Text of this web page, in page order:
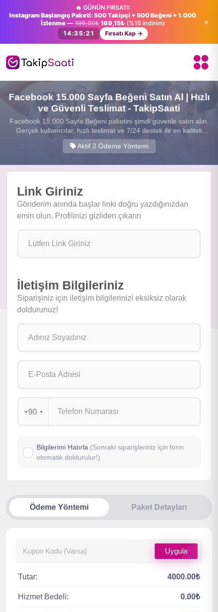
🔥 GÜNÜN FIRSATI:
Instagram Başlangıç Paketi: 500 Takipçi + 500 Beğeni + 1.000
İzlenme—199,00₺ 169,15₺ (%15 indirim)
14:35:20
Fırsatı Kap →
×
Facebook 15.000 Sayfa Beğeni Satın Al | Hızlı
ve Güvenli Teslimat - TakipSaati
Facebook 15.000 Sayfa Beğeni paketini şimdi güvenle satın alın.
Gerçek kullanıcılar, hızlı teslimat ve 7/24 destek ile en kaliteli
sosyal medya hizmetini sunuyoruz.
Aktif 2 Ödeme Yöntemi
Link Giriniz
Gönderim anında başlar linki doğru yazdığınızdan
emin olun. Profilinizi gizliden çıkarın
İletişim Bilgileriniz
Siparişiniz için iletişim bilgilerinizi eksiksiz olarak
doldurunuz!
+90
Bilgilerimi Hatırla (Sonraki siparişleriniz için form
otomatik doldurulur!)
Ödeme Yöntemi Paket Detayları
Uygula
Tutar: 4000.00₺
Hizmet Bedeli: 0.00₺